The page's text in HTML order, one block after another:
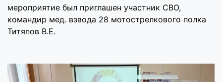
мероприятие был приглашен участник СВО,
командир мед. взвода 28 мотострелкового полка
Титяпов В.Е.